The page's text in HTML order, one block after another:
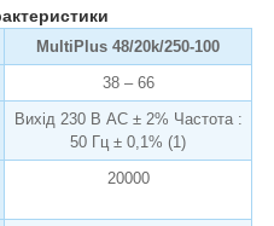
MultiPlus 48/20k/250-100
38 – 66
Вихід 230 В AC ± 2% Частота :
50 Гц ± 0,1% (1)
20000